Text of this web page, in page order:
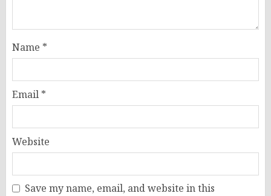
Name *
Email *
Website
Save my name, email, and website in this